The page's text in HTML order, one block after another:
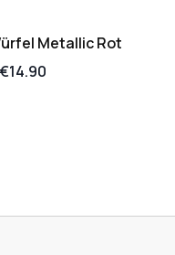
Metallic Rot
€14.90